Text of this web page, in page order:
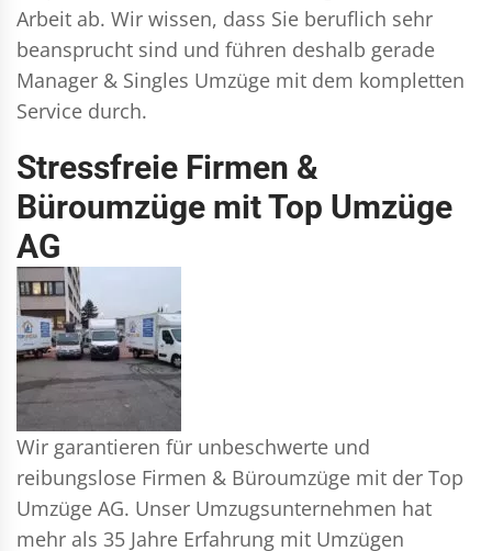
Arbeit ab. Wir wissen, dass Sie beruflich sehr
beansprucht sind und führen deshalb gerade
Manager & Singles Umzüge mit dem kompletten
Service durch.
Stressfreie Firmen &
Büroumzüge mit Top Umzüge
AG
Wir garantieren für unbeschwerte und
reibungslose Firmen & Büroumzüge mit der Top
Umzüge AG. Unser Umzugsunternehmen hat
mehr als 35 Jahre Erfahrung mit Umzügen